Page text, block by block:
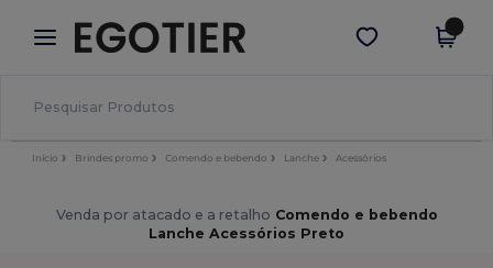
× App Egotier
Melhores preços na app!
Obter app
Início Brindes promo Comendo e bebendo Lanche Acessórios
Venda por atacado e a retalho Comendo e bebendo
Lanche Acessórios Preto